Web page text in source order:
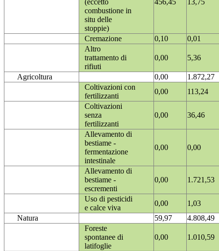
(eccetto
combustione in
situ delle
stoppie)
456,45 13,75
Cremazione 0,10
0,01
Altro
trattamento di
rifiuti
0,00 5,36
Agricoltura 0,00
1.872,27
Coltivazioni con
fertilizzanti
0,00
113,24
Coltivazioni
senza
fertilizzanti
0,00 36,46
Allevamento di
bestiame -
fermentazione
intestinale
0,00 0,00
Allevamento di
bestiame -
escrementi
0,00 1.721,53
Uso di pesticidi
e calce viva
0,00
1,03
Natura
59,97
4.808,49
Foreste
spontanee di
latifoglie
0,00 1.010,59